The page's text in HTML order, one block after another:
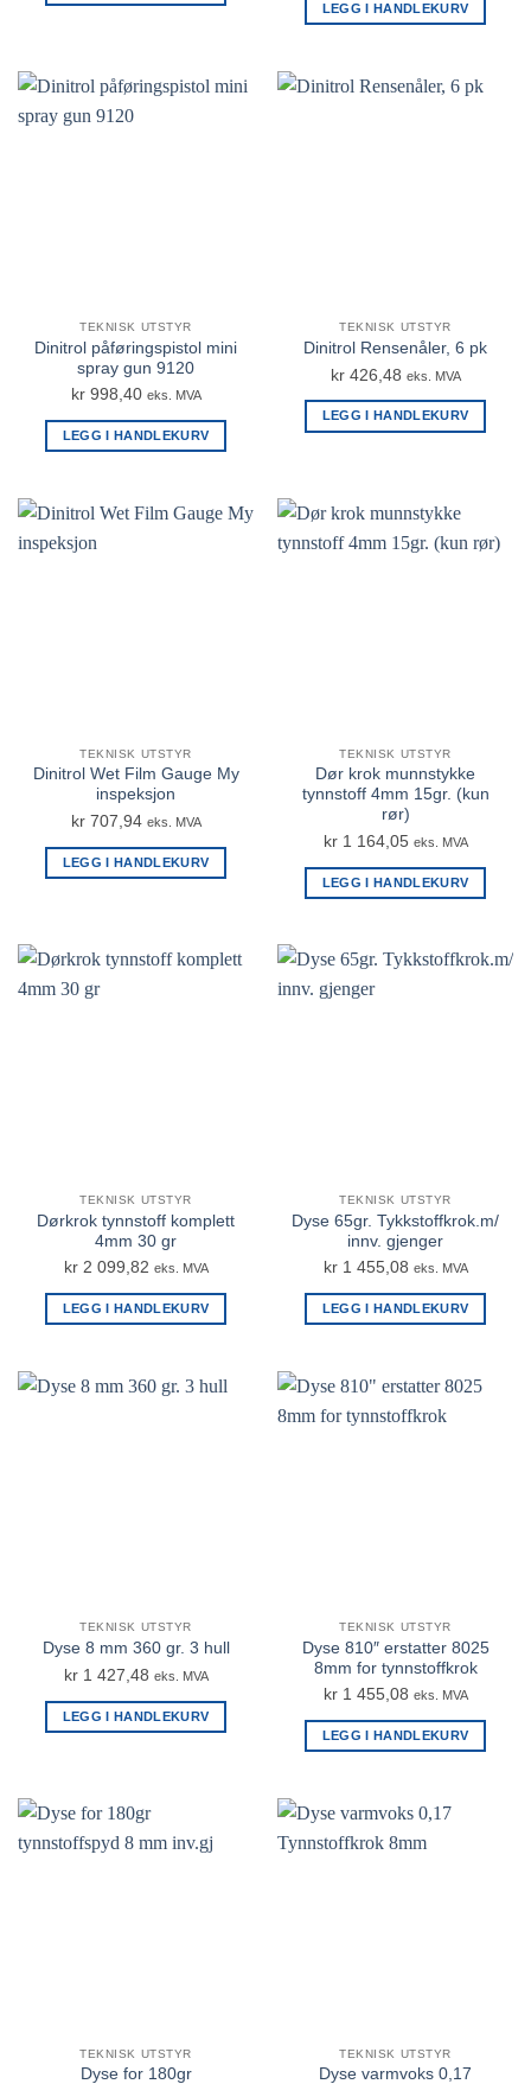
LEGG I HANDLEKURV
TEKNISK UTSTYR
Dinitrol påføringspistol mini
spray gun 9120
kr998,40 eks. MVA
LEGG I HANDLEKURV
TEKNISK UTSTYR
Dinitrol Rensenåler, 6 pk
kr426,48 eks. MVA
LEGG I HANDLEKURV
TEKNISK UTSTYR
Dinitrol Wet Film Gauge My
inspeksjon
kr707,94 eks. MVA
LEGG I HANDLEKURV
TEKNISK UTSTYR
Dør krok munnstykke
tynnstoff 4mm 15gr. (kun
rør)
kr1 164,05 eks. MVA
LEGG I HANDLEKURV
TEKNISK UTSTYR
Dørkrok tynnstoff komplett
4mm 30 gr
kr2 099,82 eks. MVA
LEGG I HANDLEKURV
TEKNISK UTSTYR
Dyse 65gr. Tykkstoffkrok.m/
innv. gjenger
kr1 455,08 eks. MVA
LEGG I HANDLEKURV
TEKNISK UTSTYR
Dyse 8 mm 360 gr. 3 hull
kr1 427,48 eks. MVA
LEGG I HANDLEKURV
TEKNISK UTSTYR
Dyse 810″ erstatter 8025
8mm for tynnstoffkrok
kr1 455,08 eks. MVA
LEGG I HANDLEKURV
TEKNISK UTSTYR
Dyse for 180gr
TEKNISK UTSTYR
Dyse varmvoks 0,17